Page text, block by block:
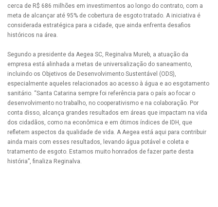
cerca de R$ 686 milhões em investimentos ao longo do contrato, com a
meta de alcançar até 95% de cobertura de esgoto tratado. A iniciativa é
considerada estratégica para a cidade, que ainda enfrenta desafios
históricos na área.
Segundo a presidente da Aegea SC, Reginalva Mureb, a atuação da
empresa está alinhada a metas de universalização do saneamento,
incluindo os Objetivos de Desenvolvimento Sustentável (ODS),
especialmente aqueles relacionados ao acesso à água e ao esgotamento
sanitário. “Santa Catarina sempre foi referência para o país ao focar o
desenvolvimento no trabalho, no cooperativismo e na colaboração. Por
conta disso, alcança grandes resultados em áreas que impactam na vida
dos cidadãos, como na econômica e em ótimos índices de IDH, que
refletem aspectos da qualidade de vida. A Aegea está aqui para contribuir
ainda mais com esses resultados, levando água potável e coleta e
tratamento de esgoto. Estamos muito honrados de fazer parte desta
história”, finaliza Reginalva.